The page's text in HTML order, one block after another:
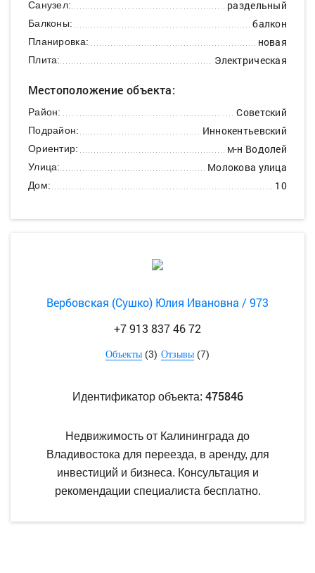
Санузел: раздельный
Балконы: балкон
Планировка: новая
Плита: Электрическая
Местоположение объекта:
Район: Советский
Подрайон: Иннокентьевский
Ориентир: м-н Водолей
Улица: Молокова улица
Дом: 10
Вербовская (Сушко) Юлия Ивановна / 973
+7 913 837 46 72
Объекты (3) Отзывы (7)
Идентификатор объекта: 475846
Недвижимость от Калининграда до
Владивостока для переезда, в аренду, для
инвестиций и бизнеса. Консультация и
рекомендации специалиста бесплатно.